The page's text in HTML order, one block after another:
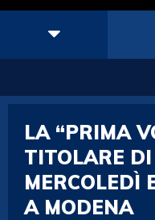
LA “PRIMA
TITOLARE
MERCOLEDÌ
A MODENA